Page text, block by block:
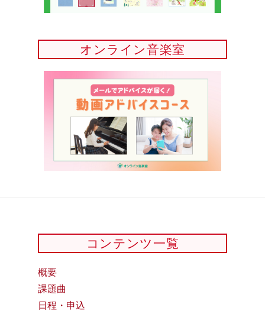
オンライン音楽室
コンテンツ一覧
概要
課題曲
日程・申込